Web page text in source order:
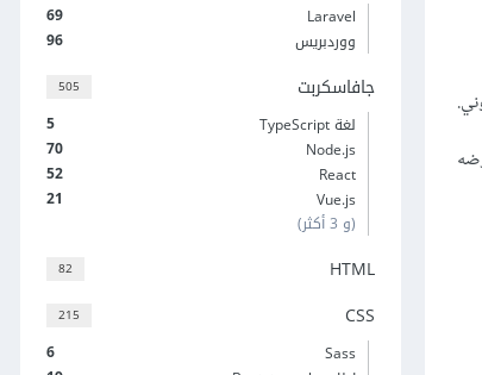
69
Laravel
96
ووردبريس
505 جافاسكربت
5
لغة TypeScript
70
Node.js
52
React
21
Vue.js
(و 3 أكثر)
82 HTML
215 CSS
6
Sass